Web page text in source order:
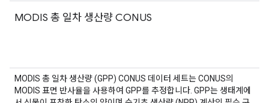
MODIS 총 일차 생산량 CONUS
MODIS 총 일차 생산량 (GPP) CONUS 데이터 세트는 CONUS의
MODIS 표면 반사율을 사용하여 GPP를 추정합니다. GPP는 생태계에